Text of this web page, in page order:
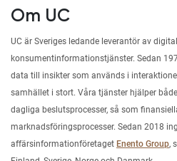
Om UC
UC är Sveriges ledande leverantör av
konsumentinformationstjänster. Sedan
data till insikter som används i
samhället i stort. Våra tjänster hjälper
dagliga beslutsprocesser, så som
marknadsföringsprocesser. Sedan 2018
affärsinformationföretaget Enento Group,